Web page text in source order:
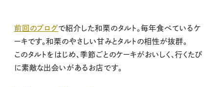
前回のブログで紹介した和栗のタルト。毎年食べているケ
ーキです。和栗のやさしい甘みとタルトの相性が抜群。
このタルトをはじめ、季節ごとのケーキがおいしく、行くたび
に素敵な出会いがあるお店です。